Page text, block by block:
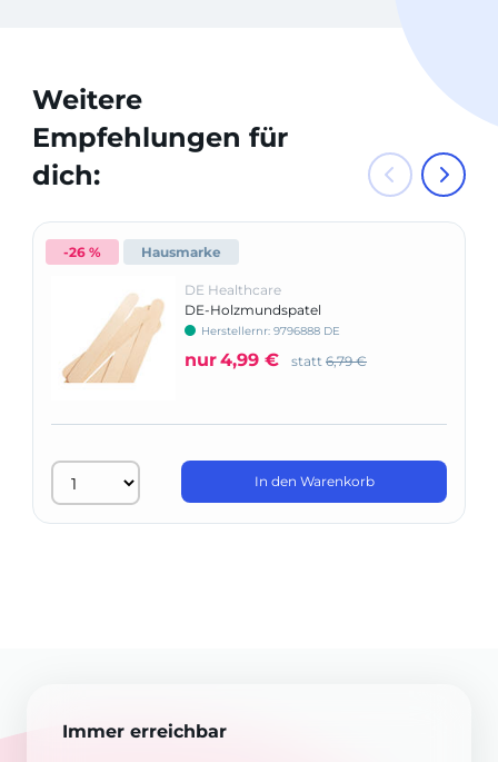
Weitere
Empfehlungen für
dich:
-26 % Hausmarke
DE Healthcare
DE-Holzmundspatel
Herstellernr: 9796888 DE
nur4,99 € statt 6,79 €
In den Warenkorb
Immer erreichbar